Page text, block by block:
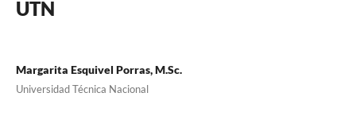
UTN
Margarita Esquivel Porras, M.Sc.
Universidad Técnica Nacional